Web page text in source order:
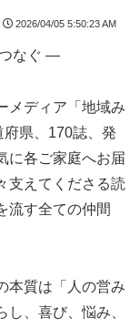
2026/04/05 5:50:23 AM
なぐ ―
メディア「地域み
県、170誌、発
に各ご家庭へお届
支えてくださる読
流す全ての仲間
本質は「人の営み
、喜び、悩み、